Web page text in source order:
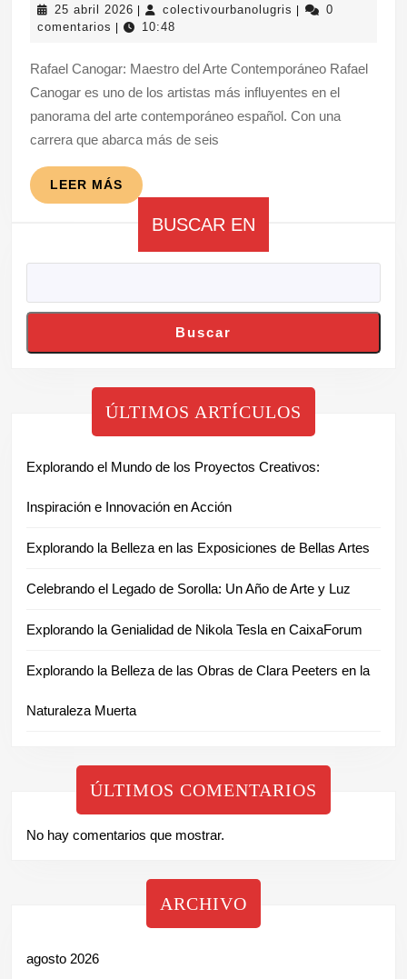
Obras
Rafael
Canogar:
Una
del
Arte
25 abril 2026 25
abril
| colectivourbanolugris |
0
comentarios | 10:48
Rafael Canogar: Maestro del Arte Contemporáneo Rafael
Canogar es uno de los artistas más influyentes en el
panorama del arte contemporáneo español. Con una
carrera que abarca más de seis
LEER MÁS LEER
MÁS
BUSCAR EN
Buscar
ÚLTIMOS ARTÍCULOS
Explorando el Mundo de los Proyectos Creativos:
Inspiración e Innovación en Acción
Explorando la Belleza en las Exposiciones de Bellas Artes
Celebrando el Legado de Sorolla: Un Año de Arte y Luz
Explorando la Genialidad de Nikola Tesla en CaixaForum
Explorando la Belleza de las Obras de Clara Peeters en la
Naturaleza Muerta
ÚLTIMOS COMENTARIOS
No hay comentarios que mostrar.
ARCHIVO
agosto 2026